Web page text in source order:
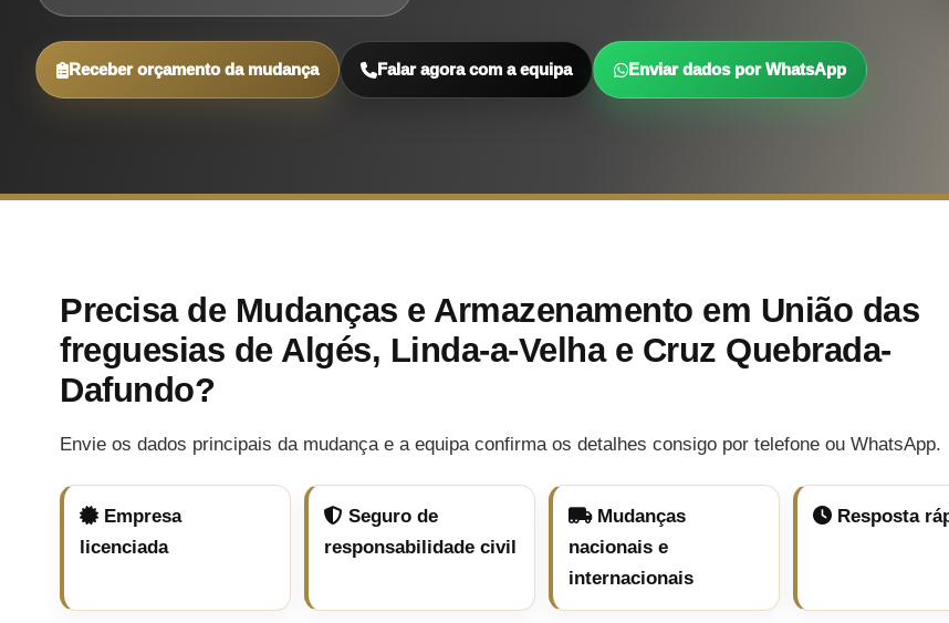
Receber orçamento da mudança Falar agora com a equipa Enviar dados por WhatsApp
Precisa de Mudanças e Armazenamento em União das
freguesias de Algés, Linda-a-Velha e Cruz Quebrada-
Dafundo?
Envie os dados principais da mudança e a equipa confirma os detalhes consigo por telefone ou WhatsApp.
Empresa
licenciada
Seguro de
responsabilidade civil
Mudanças
nacionais e
internacionais
Resposta